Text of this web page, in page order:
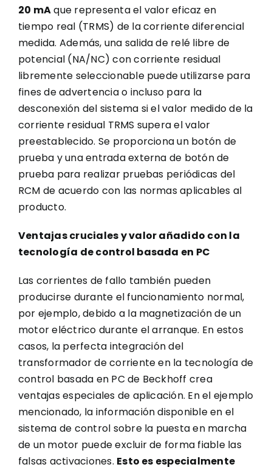
20 mAque representa el valor eficaz en
tiempo real (TRMS) de la corriente diferencial
medida. Además, una salida de relé libre de
potencial (NA/NC) con corriente residual
libremente seleccionable puede utilizarse para
fines de advertencia o incluso para la
desconexión del sistema si el valor medido de la
corriente residual TRMS supera el valor
preestablecido. Se proporciona un botón de
prueba y una entrada externa de botón de
prueba para realizar pruebas periódicas del
RCM de acuerdo con las normas aplicables al
producto.
Ventajas cruciales y valor añadido con la
tecnología de control basada en PC
Las corrientes de fallo también pueden
producirse durante el funcionamiento normal,
por ejemplo, debido a la magnetización de un
motor eléctrico durante el arranque. En estos
casos, la perfecta integración del
transformador de corriente en la tecnología de
control basada en PC de Beckhoff crea
ventajas especiales de aplicación. En el ejemplo
mencionado, la información disponible en el
sistema de control sobre la puesta en marcha
de un motor puede excluir de forma fiable las
falsas activaciones. Esto es especialmente